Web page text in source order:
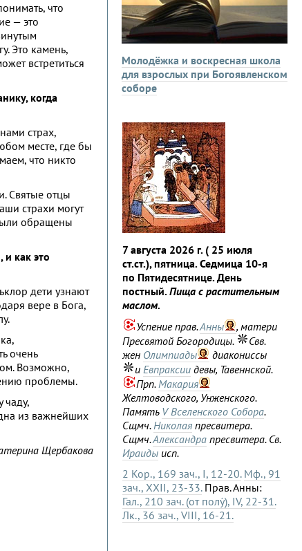
что
— это
Это камень,
встретиться
когда
страх,
месте, где бы
что никто
Святые отцы
страхи могут
обращены
как это
дети узнают
вере в Бога,
очень
Возможно,
проблемы.
чаду,
из важнейших
Щербакова
Молодёжка и воскресная школа
для взрослых при Богоявленском
соборе
7 августа 2026 г. ( 25 июля
ст.ст.), пятница. Седмица 10-я
по Пятидесятнице. День
постный.Пища с растительным
маслом.
Успение прав.Анны
, матери
Пресвятой Богородицы.
Свв.
жен Олимпиады
диакониссы
и Евпраксии девы, Тавеннской.
Прп.Макария
Желтоводского, Унженского.
Память V Вселенского Собора.
Сщмч.Николая пресвитера.
Сщмч.Александра пресвитера. Св.
Ираиды исп.
2 Кор., 169 зач., I, 12-20. Мф., 91
зач., XXII, 23-33.Прав. Анны:
Гал., 210 зач. (от полу́), IV, 22-31.
Лк., 36 зач., VIII, 16-21.